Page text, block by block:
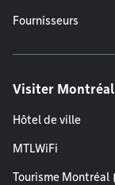
Fournisseurs
Visiter Montréal
Hôtel de ville
MTLWiFi
Tourisme Montréal